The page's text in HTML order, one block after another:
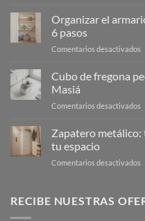
Organizar el
6 pasos
Comentarios desactivados
Cubo de fregona
Masiá
Comentarios desactivados
de
|
Zapatero metálico:
tu espacio
Comentarios desactivados
RECIBE NUESTRAS